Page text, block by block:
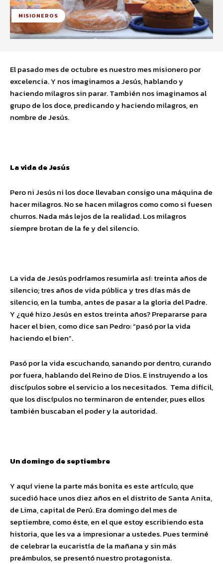
MISIONEROS
El pasado mes de octubre es nuestro mes misionero por
excelencia. Y nos imaginamos a Jesús, hablando y
haciendo milagros sin parar. También nos imaginamos al
grupo de los doce, predicando y haciendo milagros, en
nombre de Jesús.
La vida de Jesús
Pero ni Jesús ni los doce llevaban consigo una máquina de
hacer milagros. No se hacen milagros como como si fuesen
churros. Nada más lejos de la realidad. Los milagros
siempre brotan de la fe y del silencio.
La vida de Jesús podríamos resumirla así: treinta años de
silencio; tres años de vida pública y tres días más de
silencio, en la tumba, antes de pasar a la gloria del Padre.
Y ¿qué hizo Jesús en estos treinta años? Prepararse para
hacer el bien, como dice san Pedro: “pasó por la vida
haciendo el bien”.
Pasó por la vida escuchando, sanando por dentro, curando
por fuera, hablando del Reino de Dios. E instruyendo a los
discípulos sobre el servicio a los necesitados. Tema difícil,
que los discípulos no terminaron de entender, pues ellos
también buscaban el poder y la autoridad.
Un domingo de septiembre
Y aquí viene la parte más bonita es este artículo, que
sucedió hace unos diez años en el distrito de Santa Anita,
de Lima, capital de Perú. Era domingo del mes de
septiembre, como éste, en el que estoy escribiendo esta
historia, que les va a impresionar a ustedes. Pues terminé
de celebrar la eucaristía de la mañana y sin más
preámbulos, se presentó nuestro protagonista.